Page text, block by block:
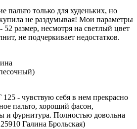
пальто только для худеньких, но
не раздумывая! Мои параметры
52 размер, несмотря на светлый цвет
не подчеркивает недостатков.
- чувствую себя в нем прекрасно
пальто, хороший фасон,
и фурнитура. Полностью довольна
Галина Брольская)